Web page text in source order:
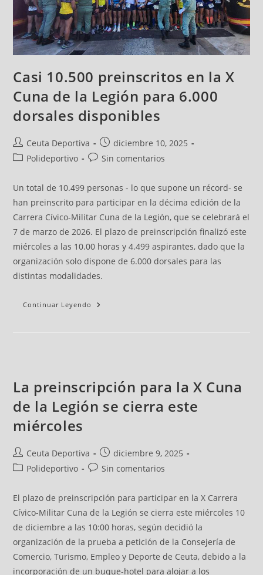
Casi 10.500 preinscritos en la X
Cuna de la Legión para 6.000
dorsales disponibles
Ceuta Deportiva
diciembre 10, 2025
Polideportivo
Sin comentarios
Un total de 10.499 personas - lo que supone un récord- se
han preinscrito para participar en la décima edición de la
Carrera Cívico-Militar Cuna de la Legión, que se celebrará el
7 de marzo de 2026. El plazo de preinscripción finalizó este
miércoles a las 10.00 horas y 4.499 aspirantes, dado que la
organización solo dispone de 6.000 dorsales para las
distintas modalidades.
Continuar Leyendo
La preinscripción para la X Cuna
de la Legión se cierra este
miércoles
Ceuta Deportiva
diciembre 9, 2025
Polideportivo
Sin comentarios
El plazo de preinscripción para participar en la X Carrera
Cívico-Militar Cuna de la Legión se cierra este miércoles 10
de diciembre a las 10:00 horas, según decidió la
organización de la prueba a petición de la Consejería de
Comercio, Turismo, Empleo y Deporte de Ceuta, debido a la
incorporación de un buque-hotel para alojar a los